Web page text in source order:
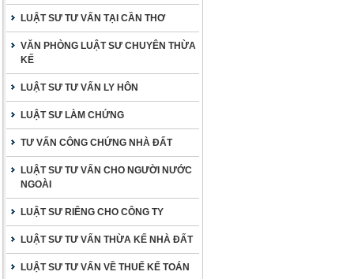
LUẬT SƯ TƯ VẤN TẠI CẦN THƠ
VĂN PHÒNG LUẬT SƯ CHUYÊN THỪA
KẾ
LUẬT SƯ TƯ VẤN LY HÔN
LUẬT SƯ LÀM CHỨNG
TƯ VẤN CÔNG CHỨNG NHÀ ĐẤT
LUẬT SƯ TƯ VẤN CHO NGƯỜI NƯỚC
NGOÀI
LUẬT SƯ RIÊNG CHO CÔNG TY
LUẬT SƯ TƯ VẤN THỪA KẾ NHÀ ĐẤT
LUẬT SƯ TƯ VẤN VỀ THUẾ KẾ TOÁN